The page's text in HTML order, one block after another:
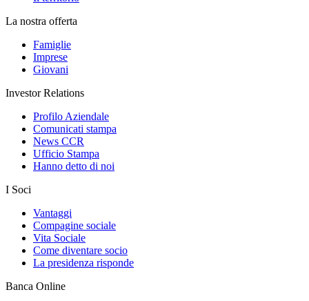
La nostra offerta
Famiglie
Imprese
Giovani
Investor Relations
Profilo Aziendale
Comunicati stampa
News CCR
Ufficio Stampa
Hanno detto di noi
I Soci
Vantaggi
Compagine sociale
Vita Sociale
Come diventare socio
La presidenza risponde
Banca Online